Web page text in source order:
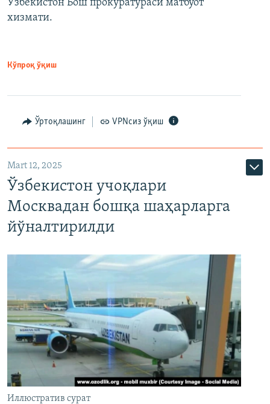
Ўзбекистон Бош прокуратураси матбуот
хизмати.
Кўпроқ ўқиш
Ўртоқлашинг VPNсиз ўқиш
Mart 12, 2025
Ўзбекистон учоқлари
Москвадан бошқа шаҳарларга
йўналтирилди
Иллюстратив сурат